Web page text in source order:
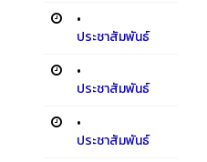
•
ประชาสัมพันธ์
•
ประชาสัมพันธ์
•
ประชาสัมพันธ์